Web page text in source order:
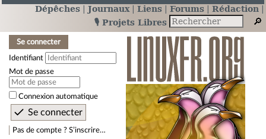
Dépêches Journaux Liens Forums
Rédaction
🎙️ Projets Libres
Se connecter
Identifiant
Mot de passe
Connexion automatique
Pas de compte ? S’inscrire…